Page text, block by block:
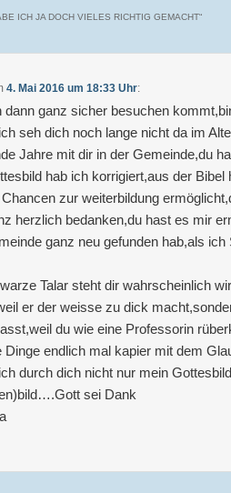
ICH JA DOCH VIELES RICHTIG GEMACHT“
4. Mai 2016 um 18:33 Uhr:
dann ganz sicher besuchen
seh dich noch lange nicht da im
Jahre mit dir in der Gemeinde,du
hab ich korrigiert,aus der Bibel
zur weiterbildung
herzlich bedanken,du hast es mir
ganz neu gefunden hab,als ich
Talar steht dir wahrscheinlich
er der weisse zu dick
du wie eine Professorin
Dinge endlich mal kapier mit dem
durch dich nicht nur mein
sei Dank